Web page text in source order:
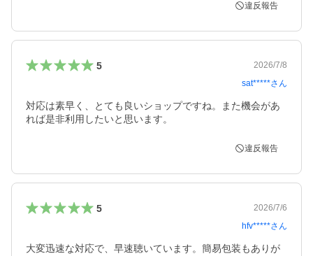
違反報告
5
2026/7/8
sat*****さん
対応は素早く、とても良いショップですね。また機会があ
れば是非利用したいと思います。
違反報告
5
2026/7/6
hfv*****さん
大変迅速な対応で、早速聴いています。簡易包装もありが